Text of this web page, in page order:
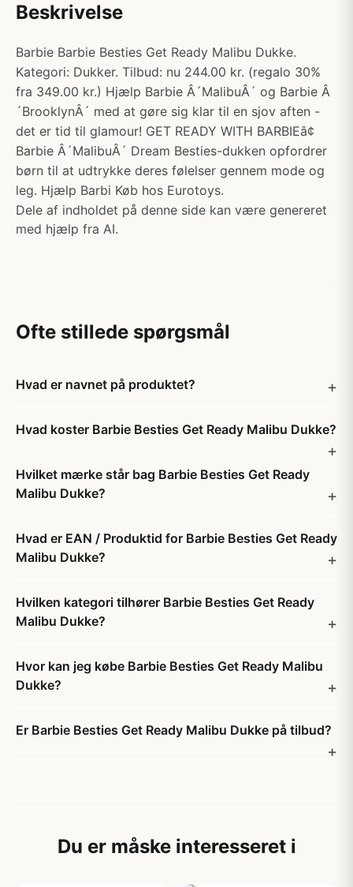
Beskrivelse
Barbie Barbie Besties Get Ready Malibu Dukke.
Kategori: Dukker. Tilbud: nu 244.00 kr. (regalo 30%
fra 349.00 kr.) Hjælp Barbie Â´MalibuÂ´ og Barbie Â
´BrooklynÂ´ med at gøre sig klar til en sjov aften -
det er tid til glamour! GET READY WITH BARBIEâ¢
Barbie Â´MalibuÂ´ Dream Besties-dukken opfordrer
børn til at udtrykke deres følelser gennem mode og
leg. Hjælp Barbi Køb hos Eurotoys.
Dele af indholdet på denne side kan være genereret
med hjælp fra AI.
Ofte stillede spørgsmål
Hvad er navnet på produktet?
Hvad koster Barbie Besties Get Ready Malibu Dukke?
Hvilket mærke står bag Barbie Besties Get Ready
Malibu Dukke?
Hvad er EAN / Produktid for Barbie Besties Get Ready
Malibu Dukke?
Hvilken kategori tilhører Barbie Besties Get Ready
Malibu Dukke?
Hvor kan jeg købe Barbie Besties Get Ready Malibu
Dukke?
Er Barbie Besties Get Ready Malibu Dukke på tilbud?
Du er måske interesseret i